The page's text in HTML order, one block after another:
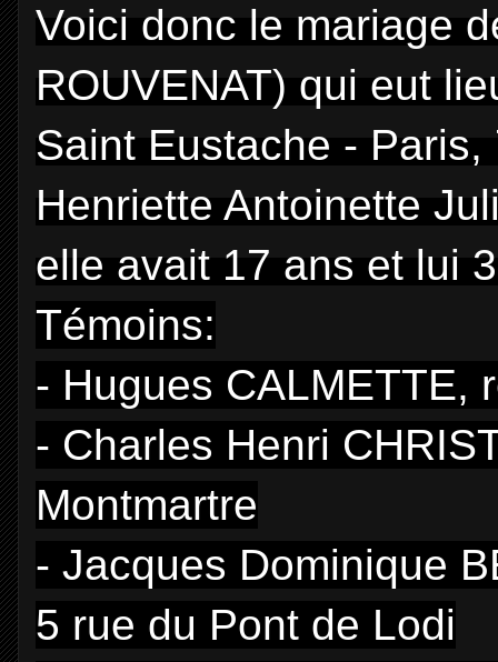
Voici donc le mariage
ROUVENAT) qui eut
Saint Eustache - Paris,
Henriette Antoinette
elle avait 17 ans et lui
Témoins:
- Hugues CALMETTE,
- Charles Henri
Montmartre
- Jacques Dominique
5 rue du Pont de Lodi